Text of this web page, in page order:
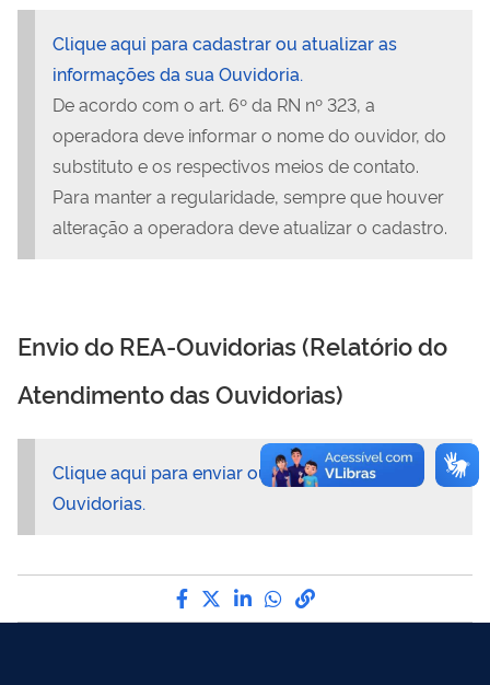
Clique aqui para cadastrar ou atualizar as
informações da sua Ouvidoria.
De acordo com o art. 6º da RN nº 323, a
operadora deve informar o nome do ouvidor, do
substituto e os respectivos meios de contato.
Para manter a regularidade, sempre que houver
alteração a operadora deve atualizar o cadastro.
Envio do REA-Ouvidorias (Relatório do
Atendimento das Ouvidorias)
Clique aqui para enviar ou alterar o REA-
Ouvidorias.
Compartilhe por Facebook
Compartilhe por Twitter
Compartilhe por
Compartilhe por
link para Copiar